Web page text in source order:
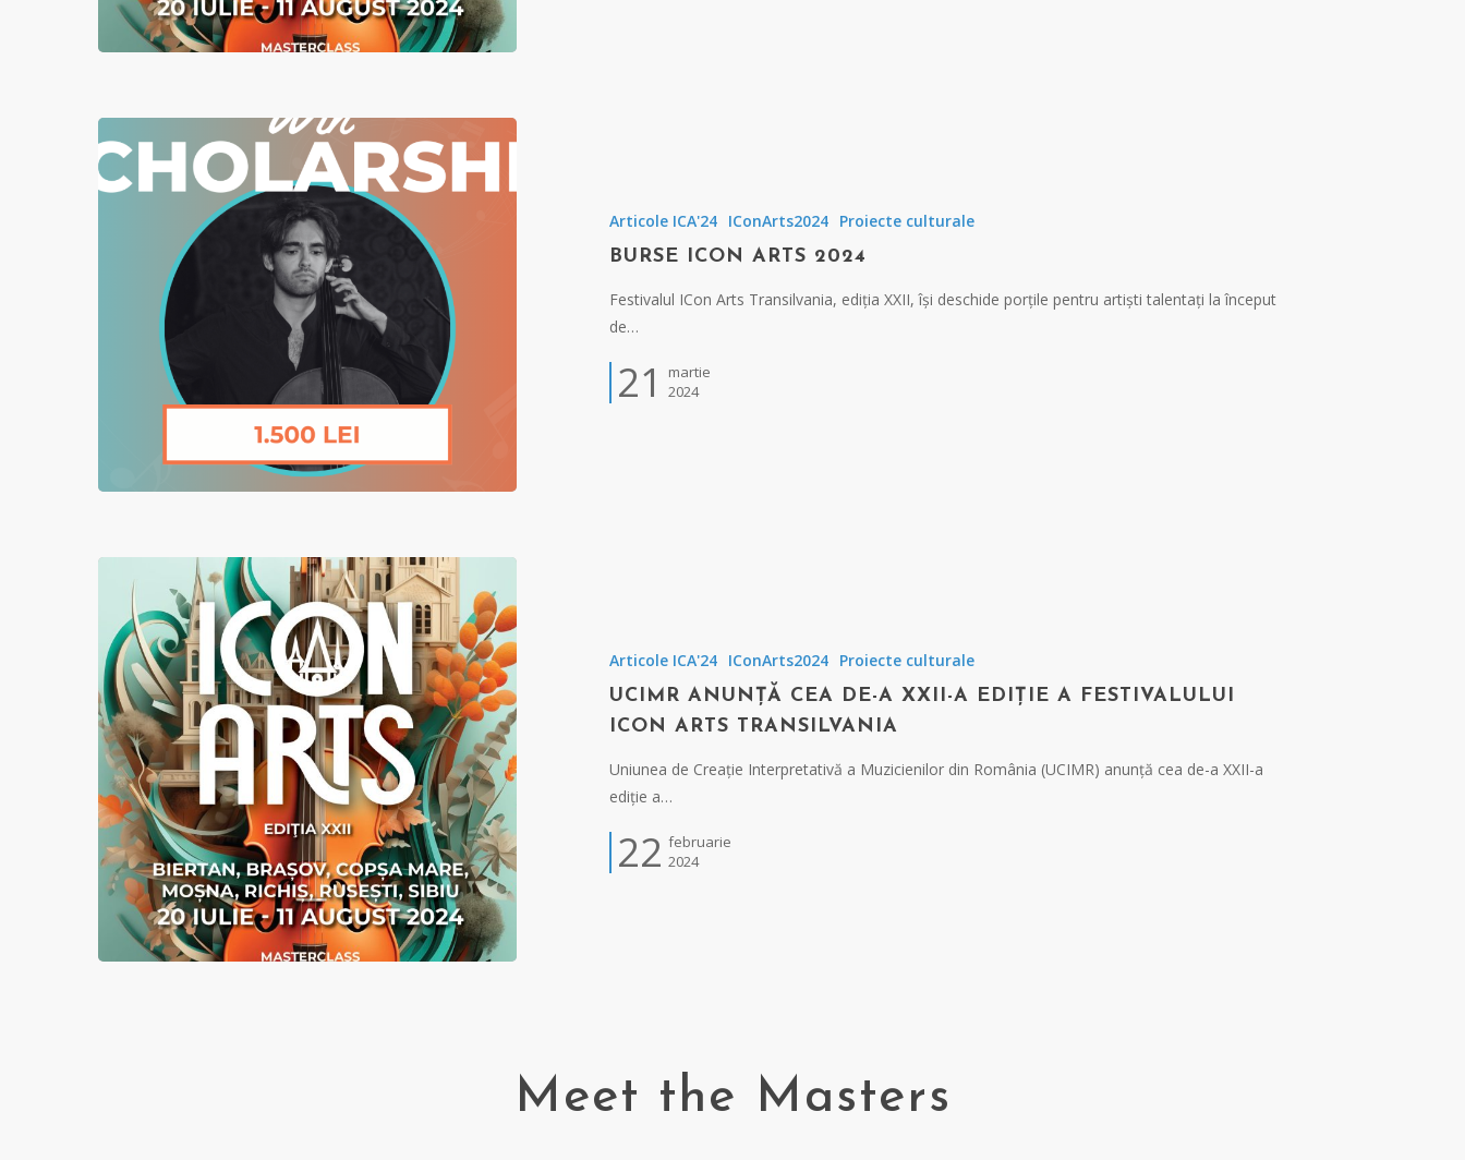
Articole ICA'24 IConArts2024 Proiecte culturale
BURSE ICON ARTS 2024
Festivalul ICon Arts Transilvania, ediția XXII, își deschide porțile pentru artiști talentați la început
de…
21
martie
2024
Articole ICA'24 IConArts2024 Proiecte culturale
UCIMR ANUNȚĂ CEA DE-A XXII-A EDIȚIE A FESTIVALULUI
ICON ARTS TRANSILVANIA
Uniunea de Creație Interpretativă a Muzicienilor din România (UCIMR) anunță cea de-a XXII-a
ediție a…
22 februarie
2024
Meet the Masters